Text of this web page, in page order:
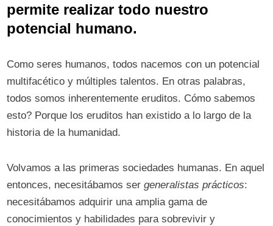
permite realizar todo nuestro
potencial humano.
Como seres humanos, todos nacemos con un potencial
multifacético y múltiples talentos. En otras palabras,
todos somos inherentemente eruditos. Cómo sabemos
esto? Porque los eruditos han existido a lo largo de la
historia de la humanidad.
Volvamos a las primeras sociedades humanas. En aquel
entonces, necesitábamos sergeneralistas prácticos:
necesitábamos adquirir una amplia gama de
conocimientos y habilidades para sobrevivir y